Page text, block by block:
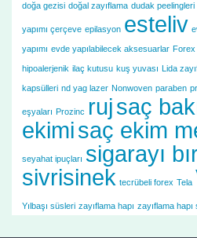
doğa gezisi doğal zayıflama dudak peelingleri
yapımı çerçeve epilasyon esteliv
yapımı evde yapılabilecek aksesuarlar Forex
hipoalerjenik ilaç kutusu kuş yuvası Lida
kapsülleri nd yag lazer Nonwoven paraben
eşyaları Prozinc rujsaç
ekimisaç ekim
seyahat ipuçları sigarayı
sivrisinek tecrübeli forex Tela
Yılbaşı süsleri zayıflama hapı zayıflama hapı